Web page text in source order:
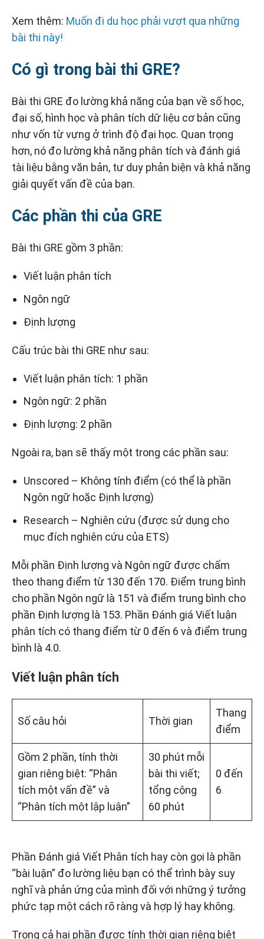
Xem thêm: Muốn đi du học phải vượt qua những
bài thi này!
Có gì trong bài thi GRE?
Bài thi GRE đo lường khả năng của bạn về số học,
đại số, hình học và phân tích dữ liệu cơ bản cũng
như vốn từ vựng ở trình độ đại học. Quan trọng
hơn, nó đo lường khả năng phân tích và đánh giá
tài liệu bằng văn bản, tư duy phản biện và khả năng
giải quyết vấn đề của bạn.
Các phần thi của GRE
Bài thi GRE gồm 3 phần:
Viết luận phân tích
Ngôn ngữ
Định lượng
Cấu trúc bài thi GRE như sau:
Viết luận phân tích: 1 phần
Ngôn ngữ: 2 phần
Định lượng: 2 phần
Ngoài ra, bạn sẽ thấy một trong các phần sau:
Unscored – Không tính điểm (có thể là phần
Ngôn ngữ hoặc Định lượng)
Research – Nghiên cứu (được sử dụng cho
mục đích nghiên cứu của ETS)
Mỗi phần Định lượng và Ngôn ngữ được chấm
theo thang điểm từ 130 đến 170. Điểm trung bình
cho phần Ngôn ngữ là 151 và điểm trung bình cho
phần Định lượng là 153. Phần Đánh giá Viết luận
phân tích có thang điểm từ 0 đến 6 và điểm trung
bình là 4.0.
Viết luận phân tích
Số câu hỏi Thời gian
Thang
điểm
Gồm 2 phần, tính thời
gian riêng biệt: “Phân
tích một vấn đề” và
“Phân tích một lập luận”
30 phút mỗi
bài thi viết;
tổng cộng
60 phút
0 đến
6
Phần Đánh giá Viết Phân tích hay còn gọi là phần
“bài luận” đo lường liệu bạn có thể trình bày suy
nghĩ và phản ứng của mình đối với những ý tưởng
phức tạp một cách rõ ràng và hợp lý hay không.
Trong cả hai phần được tính thời gian riêng biệt